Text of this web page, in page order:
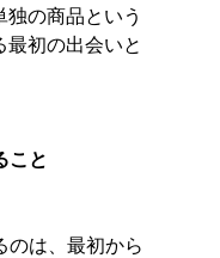
の商品という
初の出会いと
こと
のは、最初から